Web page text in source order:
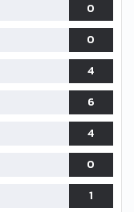
0
0
4
6
4
0
1